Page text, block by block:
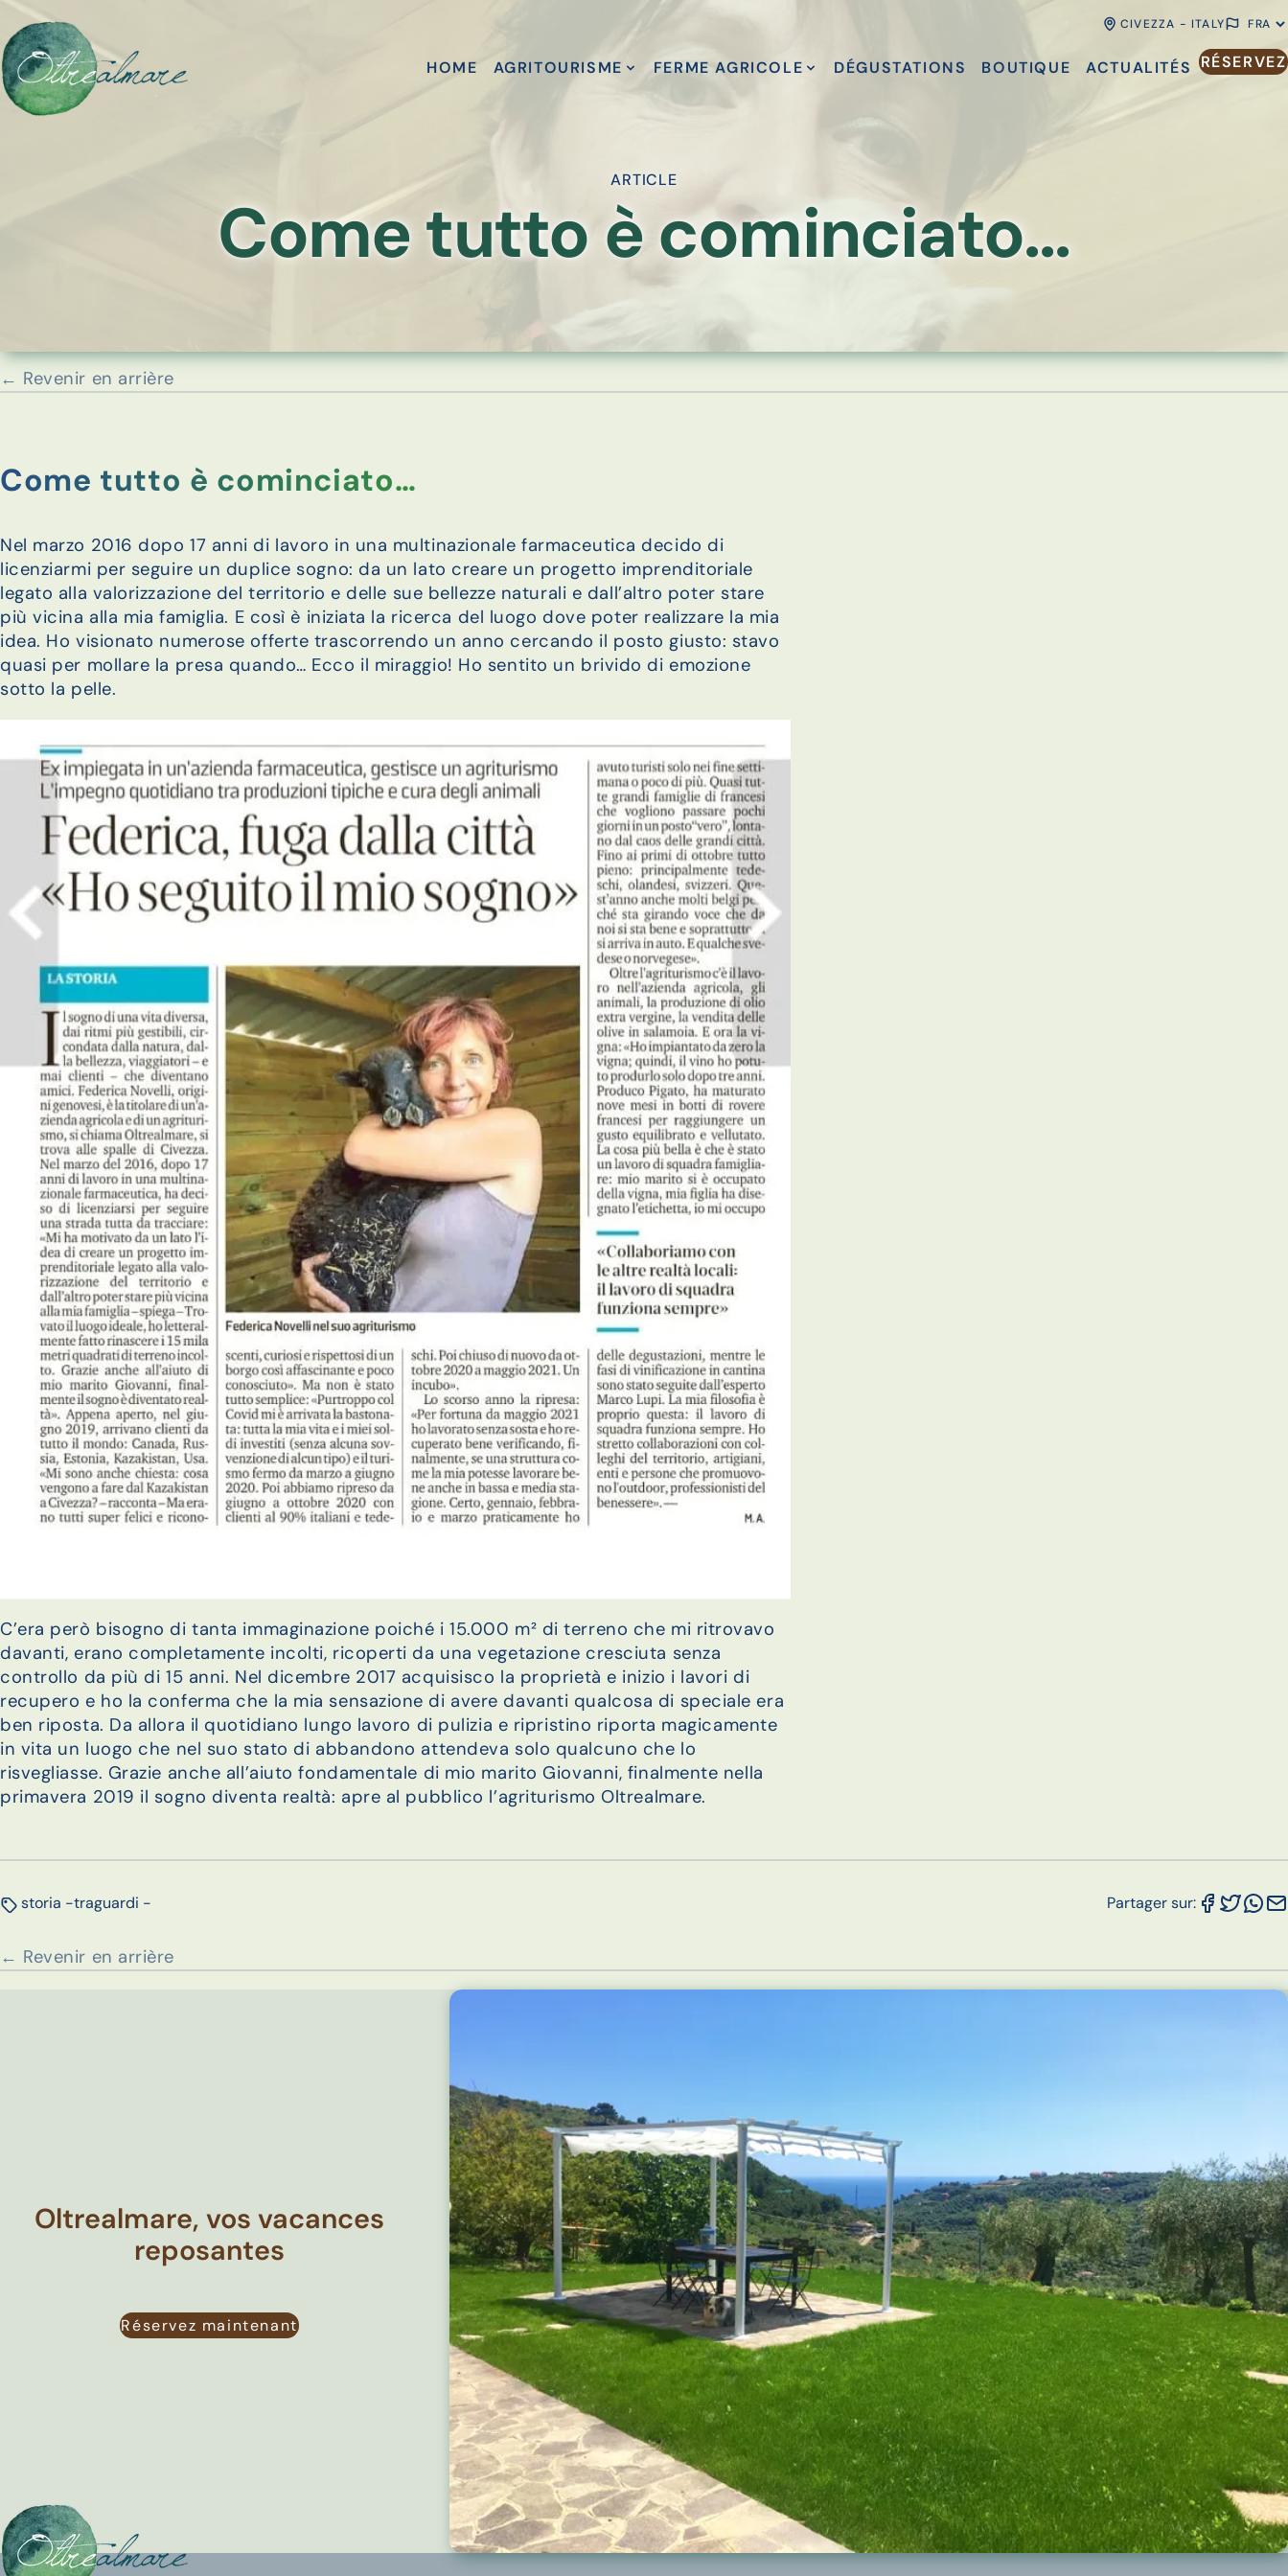
CIVEZZA - ITALY
HOME AGRITOURISME FERME AGRICOLE DÉGUSTATIONS BOUTIQUE ACTUALITÉS RÉSERVEZ
ARTICLE
Come tutto è cominciato...
← Revenir en arrière
Come tutto è cominciato…
Nel marzo 2016 dopo 17 anni di lavoro in una multinazionale farmaceutica decido di
licenziarmi per seguire un duplice sogno: da un lato creare un progetto imprenditoriale
legato alla valorizzazione del territorio e delle sue bellezze naturali e dall’altro poter stare
più vicina alla mia famiglia. E così è iniziata la ricerca del luogo dove poter realizzare la mia
idea. Ho visionato numerose offerte trascorrendo un anno cercando il posto giusto: stavo
quasi per mollare la presa quando… Ecco il miraggio! Ho sentito un brivido di emozione
sotto la pelle.
C’era però bisogno di tanta immaginazione poiché i 15.000 m² di terreno che mi ritrovavo
davanti, erano completamente incolti, ricoperti da una vegetazione cresciuta senza
controllo da più di 15 anni. Nel dicembre 2017 acquisisco la proprietà e inizio i lavori di
recupero e ho la conferma che la mia sensazione di avere davanti qualcosa di speciale era
ben riposta. Da allora il quotidiano lungo lavoro di pulizia e ripristino riporta magicamente
in vita un luogo che nel suo stato di abbandono attendeva solo qualcuno che lo
risvegliasse. Grazie anche all’aiuto fondamentale di mio marito Giovanni, finalmente nella
primavera 2019 il sogno diventa realtà: apre al pubblico l’agriturismo Oltrealmare.
storia -traguardi - Partager sur:
← Revenir en arrière
Oltrealmare, vos vacances
reposantes
Réservez maintenant